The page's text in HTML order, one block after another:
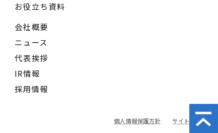
お役立ち資料
会社概要
ニュース
代表挨拶
IR情報
採用情報
個人情報保護方針 サイトポリシー